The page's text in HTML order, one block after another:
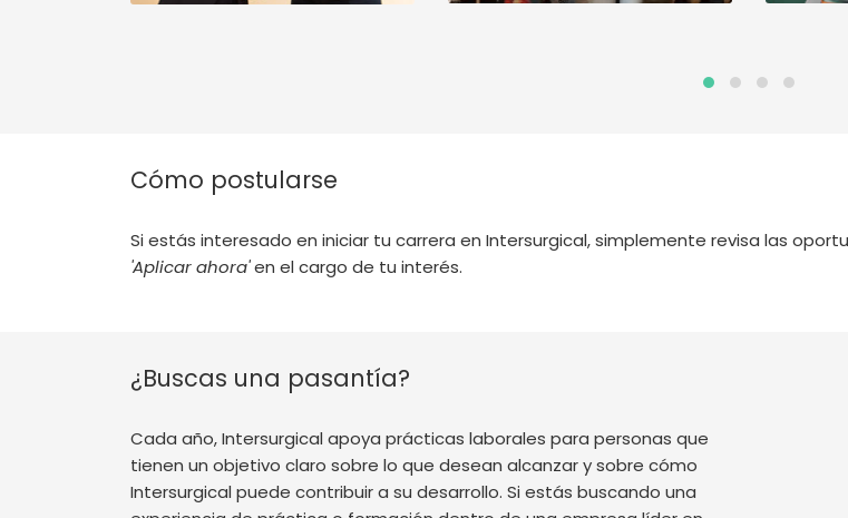
Cómo postularse
Si estás interesado en iniciar tu carrera en Intersurgical, simplemente revisa las
'Aplicar ahora'en el cargo de tu interés.
¿Buscas una pasantía?
Cada año, Intersurgical apoya prácticas laborales para personas que
tienen un objetivo claro sobre lo que desean alcanzar y sobre cómo
Intersurgical puede contribuir a su desarrollo. Si estás buscando una